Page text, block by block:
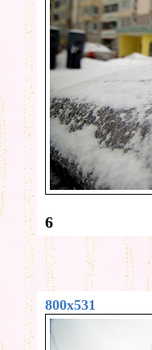
6
800x531